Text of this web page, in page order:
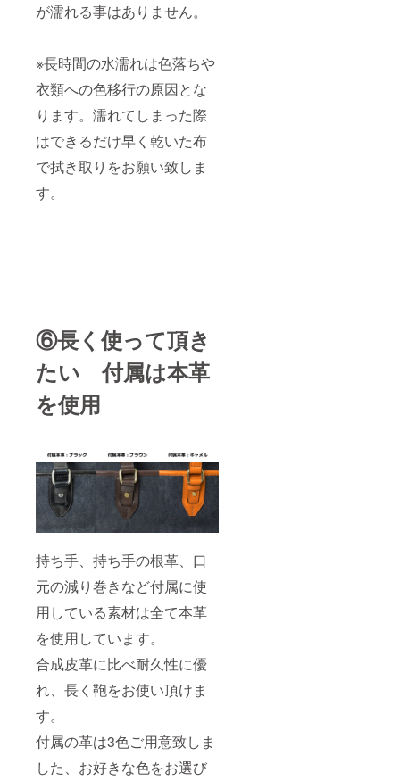
が濡れる事はありません。
※長時間の水濡れは色落ちや
衣類への色移行の原因とな
ります。濡れてしまった際
はできるだけ早く乾いた布
で拭き取りをお願い致しま
す。
⑥長く使って頂き
たい 付属は本革
を使用
持ち手、持ち手の根革、口
元の減り巻きなど付属に使
用している素材は全て本革
を使用しています。
合成皮革に比べ耐久性に優
れ、長く鞄をお使い頂けま
す。
付属の革は3色ご用意致しま
した、お好きな色をお選び